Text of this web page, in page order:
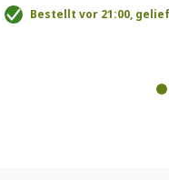
Bestellt vor 21:00,